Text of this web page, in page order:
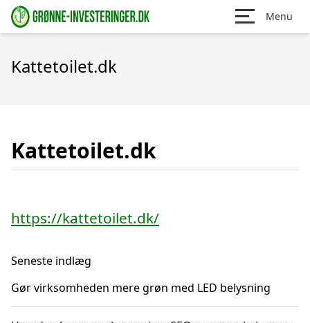
Menu
Kattetoilet.dk
Kattetoilet.dk
https://kattetoilet.dk/
Seneste indlæg
Gør virksomheden mere grøn med LED belysning